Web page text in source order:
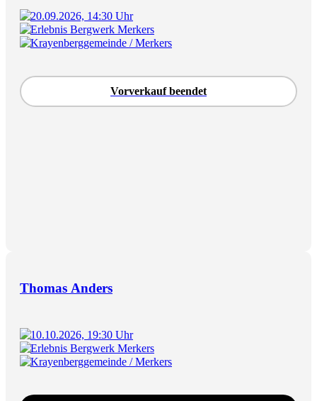
20.09.2026, 14:30 Uhr
Erlebnis Bergwerk Merkers
Krayenberggemeinde / Merkers
Vorverkauf beendet
Thomas Anders
10.10.2026, 19:30 Uhr
Erlebnis Bergwerk Merkers
Krayenberggemeinde / Merkers